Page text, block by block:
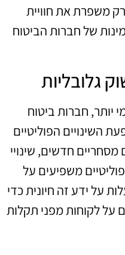
משפרת את חוויית
של חברות הביטוח
גלובליות
יותר, חברות ביטוח
השינויים הפוליטיים
חדשים, שינויי
משפיעים על
על ידע זה חיונית כדי
על לקוחות מפני תקלות